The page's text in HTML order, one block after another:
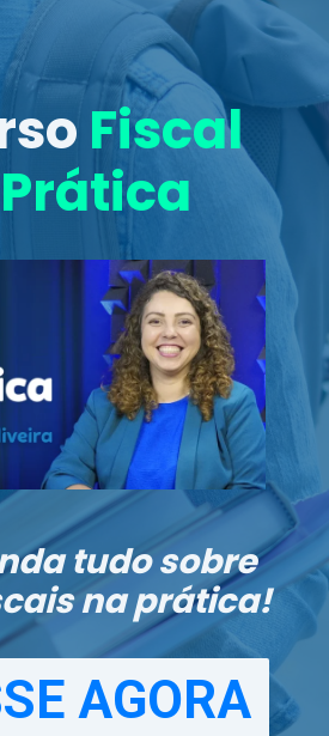
tudo sobre
na prática!
Fiscal
AGORA
AGORA